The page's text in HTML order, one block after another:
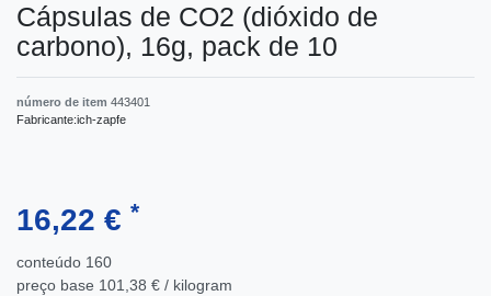
Cápsulas de CO2 (dióxido de
carbono), 16g, pack de 10
número de item 443401
Fabricante:ich-zapfe
16,22 € *
conteúdo 160
preço base 101,38 € / kilogram